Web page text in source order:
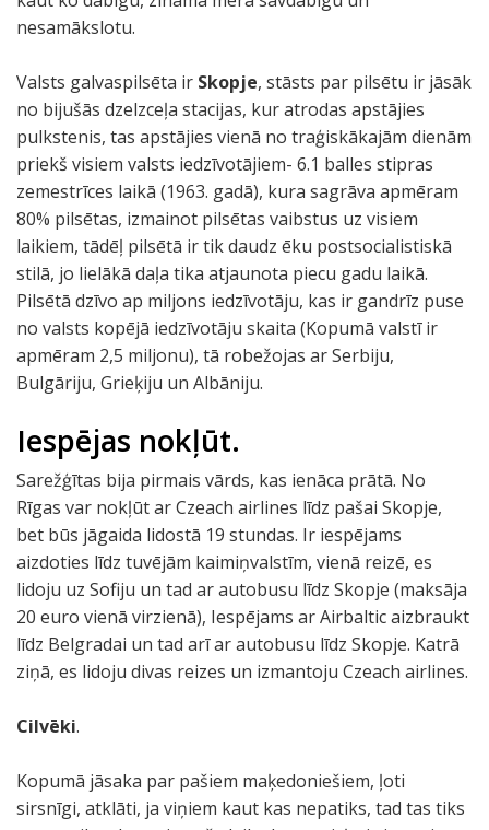
nesamākslotu.
Valsts galvaspilsēta ir Skopje, stāsts par pilsētu ir jāsāk
no bijušās dzelzceļa stacijas, kur atrodas apstājies
pulkstenis, tas apstājies vienā no traģiskākajām dienām
priekš visiem valsts iedzīvotājiem- 6.1 balles stipras
zemestrīces laikā (1963. gadā), kura sagrāva apmēram
80% pilsētas, izmainot pilsētas vaibstus uz visiem
laikiem, tādēļ pilsētā ir tik daudz ēku postsocialistiskā
stilā, jo lielākā daļa tika atjaunota piecu gadu laikā.
Pilsētā dzīvo ap miljons iedzīvotāju, kas ir gandrīz puse
no valsts kopējā iedzīvotāju skaita (Kopumā valstī ir
apmēram 2,5 miljonu), tā robežojas ar Serbiju,
Bulgāriju, Grieķiju un Albāniju.
Iespējas nokļūt.
Sarežģītas bija pirmais vārds, kas ienāca prātā. No
Rīgas var nokļūt ar Czeach airlines līdz pašai Skopje,
bet būs jāgaida lidostā 19 stundas. Ir iespējams
aizdoties līdz tuvējām kaimiņvalstīm, vienā reizē, es
lidoju uz Sofiju un tad ar autobusu līdz Skopje (maksāja
20 euro vienā virzienā), Iespējams ar Airbaltic aizbraukt
līdz Belgradai un tad arī ar autobusu līdz Skopje. Katrā
ziņā, es lidoju divas reizes un izmantoju Czeach airlines.
Cilvēki.
Kopumā jāsaka par pašiem maķedoniešiem, ļoti
sirsnīgi, atklāti, ja viņiem kaut kas nepatiks, tad tas tiks